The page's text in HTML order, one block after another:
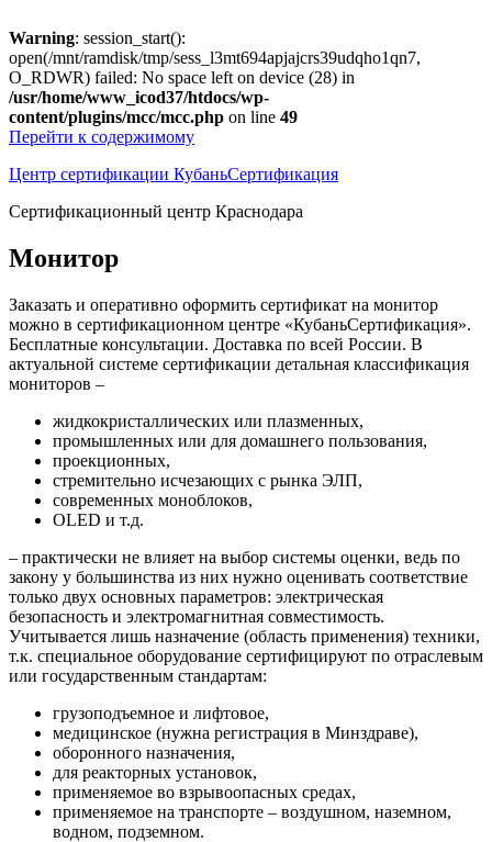
Warning: session_start():
open(/mnt/ramdisk/tmp/sess_l3mt694apjajcrs39udqho1qn7,
O_RDWR) failed: No space left on device (28) in
/usr/home/www_icod37/htdocs/wp-
content/plugins/mcc/mcc.php on line 49
Перейти к содержимому
Центр сертификации КубаньСертификация
Сертификационный центр Краснодара
Монитор
Заказать и оперативно оформить сертификат на монитор
можно в сертификационном центре «КубаньСертификация».
Бесплатные консультации. Доставка по всей России. В
актуальной системе сертификации детальная классификация
мониторов –
жидкокристаллических или плазменных,
промышленных или для домашнего пользования,
проекционных,
стремительно исчезающих с рынка ЭЛП,
современных моноблоков,
OLED и т.д.
– практически не влияет на выбор системы оценки, ведь по
закону у большинства из них нужно оценивать соответствие
только двух основных параметров: электрическая
безопасность и электромагнитная совместимость.
Учитывается лишь назначение (область применения) техники,
т.к. специальное оборудование сертифицируют по отраслевым
или государственным стандартам:
грузоподъемное и лифтовое,
медицинское (нужна регистрация в Минздраве),
оборонного назначения,
для реакторных установок,
применяемое во взрывоопасных средах,
применяемое на транспорте – воздушном, наземном,
водном, подземном.